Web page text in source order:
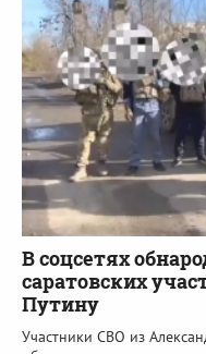
В соцсетях
саратовских
Путину
Участники СВО из